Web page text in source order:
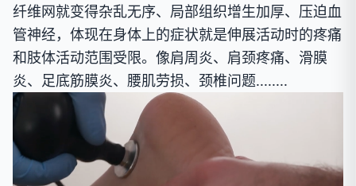
纤维网就变得杂乱无序、局部组织增生加厚、压迫血
管神经，体现在身体上的症状就是伸展活动时的疼痛
和肢体活动范围受限。 像肩周炎、肩颈疼痛、滑膜
炎、足底筋膜炎、腰肌劳损、颈椎问题........